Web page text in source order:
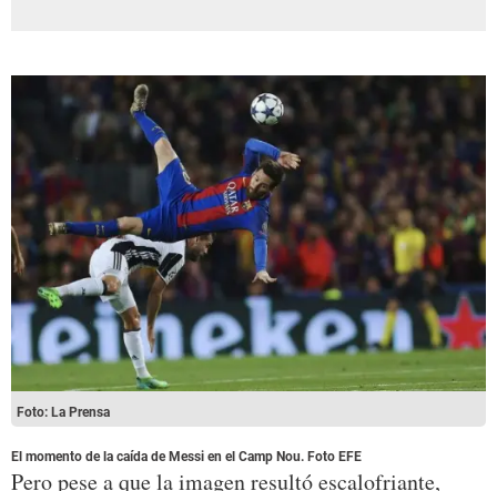
Foto: La Prensa
El momento de la caída de Messi en el Camp Nou. Foto EFE
Pero pese a que la imagen resultó escalofriante,